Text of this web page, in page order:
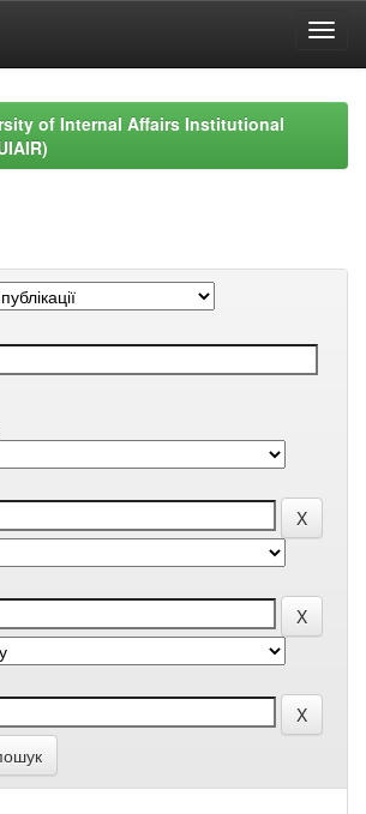
of Internal Affairs Institutional